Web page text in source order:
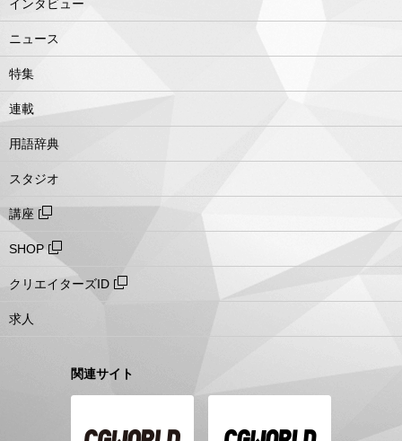
インタビュー
ニュース
特集
連載
用語辞典
スタジオ
講座
SHOP
クリエイターズID
求人
関連サイト